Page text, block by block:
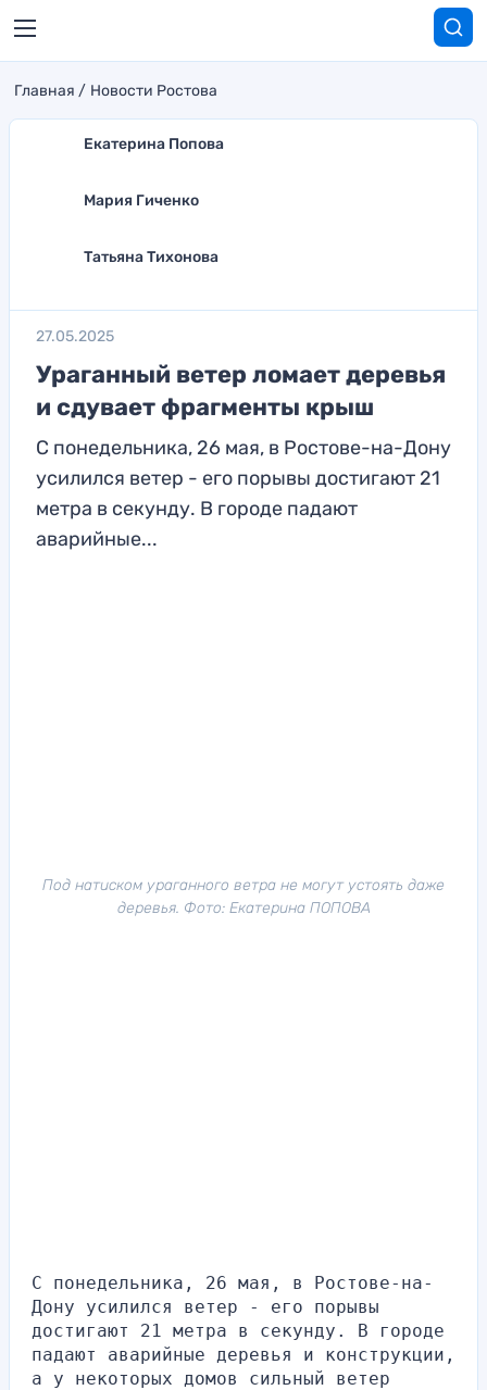
Главная Новости Ростова
Екатерина Попова
Мария Гиченко
Татьяна Тихонова
27.05.2025
Ураганный ветер ломает деревья
и сдувает фрагменты крыш
С понедельника, 26 мая, в Ростове-на-Дону
усилился ветер - его порывы достигают 21
метра в секунду. В городе падают
аварийные...
Под натиском ураганного ветра не могут устоять даже
деревья. Фото: Екатерина ПОПОВА
С понедельника, 26 мая, в Ростове-на-
Дону усилился ветер - его порывы
достигают 21 метра в секунду. В городе
падают аварийные деревья и конструкции,
а у некоторых домов сильный ветер